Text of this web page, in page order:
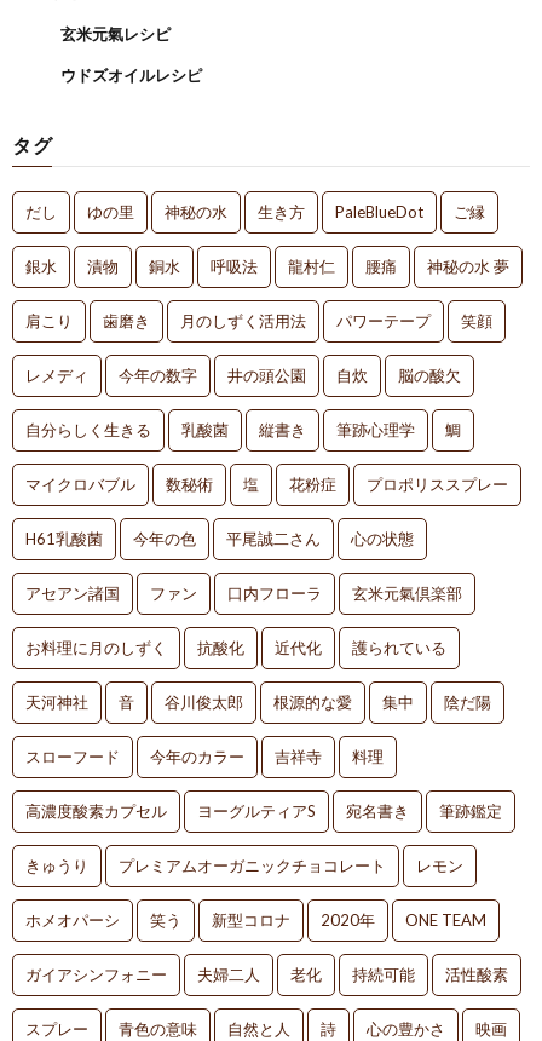
玄米元氣レシピ
ウドズオイルレシピ
タグ
だし ゆの里 神秘の水 生き方 PaleBlueDot ご縁
銀水 漬物 銅水 呼吸法 龍村仁 腰痛 神秘の水 夢
肩こり 歯磨き 月のしずく活用法 パワーテープ 笑顔
レメディ 今年の数字 井の頭公園 自炊 脳の酸欠
自分らしく生きる 乳酸菌 縦書き 筆跡心理学 鯛
マイクロバブル 数秘術 塩 花粉症 プロポリススプレー
H61乳酸菌 今年の色 平尾誠二さん 心の状態
アセアン諸国 ファン 口内フローラ 玄米元氣倶楽部
お料理に月のしずく 抗酸化 近代化 護られている
天河神社 音 谷川俊太郎 根源的な愛 集中 陰だ陽
スローフード 今年のカラー 吉祥寺 料理
高濃度酸素カプセル ヨーグルティアS 宛名書き 筆跡鑑定
きゅうり プレミアムオーガニックチョコレート レモン
ホメオパーシ 笑う 新型コロナ 2020年 ONE TEAM
ガイアシンフォニー 夫婦二人 老化 持続可能 活性酸素
スプレー 青色の意味 自然と人 詩 心の豊かさ 映画